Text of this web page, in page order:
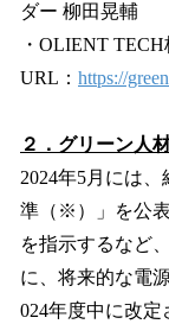
ダー 柳田晃輔
・OLIENT
URL： https://
２．グリーン人
2024年5月には
準（※）」を公
を指示するなど
に、将来的な電
024年度中に改